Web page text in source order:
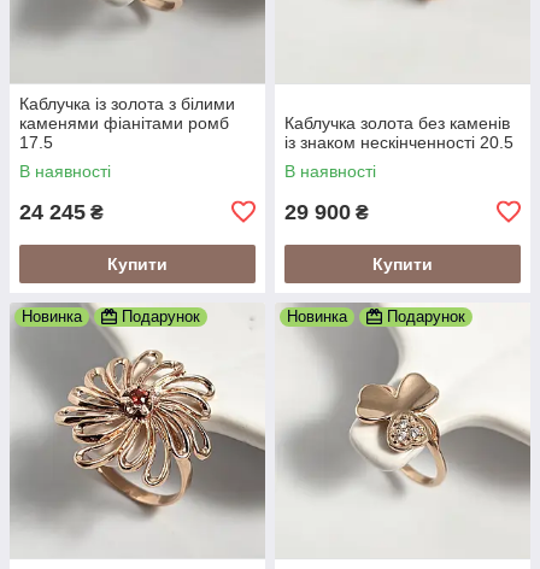
Каблучка із золота з білими
каменями фіанітами ромб
17.5
В наявності
24 245 ₴
Купити
Каблучка золота без каменів
із знаком нескінченності 20.5
В наявності
29 900 ₴
Купити
Новинка Подарунок Новинка Подарунок